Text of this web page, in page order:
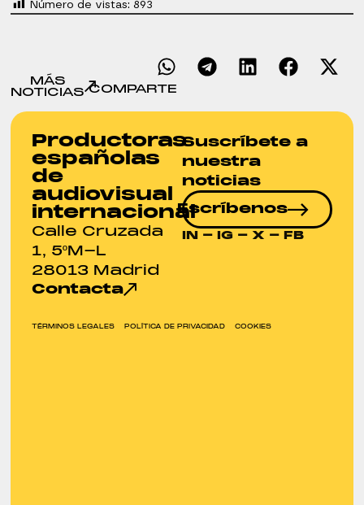
Número de vistas: 893
MÁS
NOTICIAS COMPARTE
Productoras
españolas
de
audiovisual
internacional
Calle Cruzada
1, 5ºM-L
28013 Madrid
Contacta
Suscríbete a
nuestra
noticias
Escríbenos
IN - IG - X - FB
TÉRMINOS LEGALES POLÍTICA DE PRIVACIDAD COOKIES